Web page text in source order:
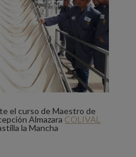
el curso de Maestro de
Almazara COLIVAL
la Mancha